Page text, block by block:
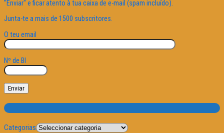
"Enviar" e ficar atento à tua caixa de e-mail (spam incluído).
Junta-te a mais de 1500 subscritores.
O teu email
Nº de BI
Categorias
Categorias